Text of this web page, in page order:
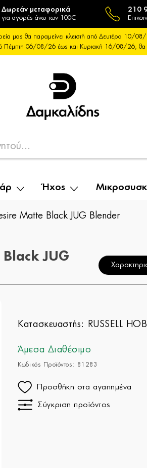
Δωρεάν μεταφορικά
για αγορές άνω των 100€
210
μας θα παραμείνει κλειστή από Δευτέρα
Πέμπτη 06/08/26 έως και Κυριακή 16/08/26,
Ήχος
Matte Black JUG Blender
Black JUG
Κατασκευαστής: RUSSELL
Άμεσα Διαθέσιμο
Κωδικός Προϊόντος: 81283
Προσθήκη στα αγαπημένα
Σύγκριση προϊόντος